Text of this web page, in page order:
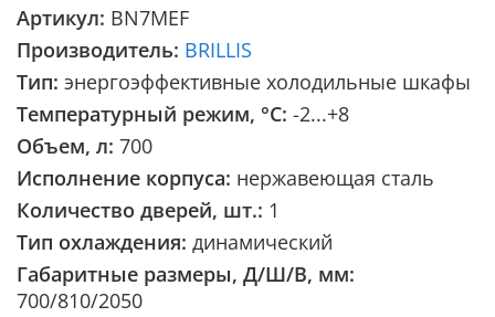
Артикул: BN7MEF
Производитель: BRILLIS
Тип: энергоэффективные холодильные шкафы
Температурный режим, °С: -2...+8
Объем, л: 700
Исполнение корпуса: нержавеющая сталь
Количество дверей, шт.: 1
Тип охлаждения: динамический
Габаритные размеры, Д/Ш/В, мм:
700/810/2050